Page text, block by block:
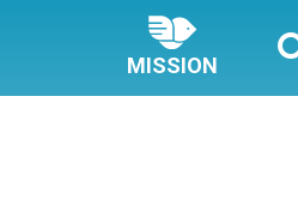
MISSION